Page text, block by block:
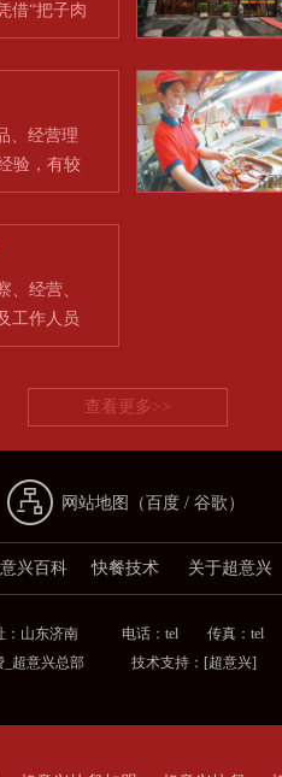
借“把子肉
、经营理
验，有较
经营、
工作人员
查看更多>>
网站地图（ 百度 / 谷歌 ）
兴百科 快餐技术 关于超意兴
：山东济南 电话：tel 传真：tel
费_超意兴总部 技术支持： [超意兴]